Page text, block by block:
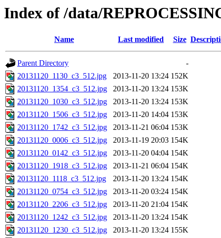
Index of /data/
Name Last modified Size
Parent Directory
-
20131120_1130_c3_512.jpg
2013-11-20 13:24 152K
20131120_1354_c3_512.jpg
2013-11-20 13:24 153K
20131120_1030_c3_512.jpg
2013-11-20 13:24 153K
20131120_1506_c3_512.jpg
2013-11-20 14:04 153K
20131120_1742_c3_512.jpg
2013-11-21 06:04 153K
20131120_0006_c3_512.jpg
2013-11-19 20:03 154K
20131120_0142_c3_512.jpg
2013-11-20 04:04 154K
20131120_1918_c3_512.jpg
2013-11-21 06:04 154K
20131120_1118_c3_512.jpg
2013-11-20 13:24 154K
20131120_0754_c3_512.jpg
2013-11-20 03:24 154K
20131120_2206_c3_512.jpg
2013-11-20 21:04 154K
20131120_1242_c3_512.jpg
2013-11-20 13:24 154K
20131120_1230_c3_512.jpg
2013-11-20 13:24 155K